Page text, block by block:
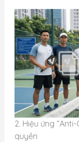
2. Hiệu ứng
quyền